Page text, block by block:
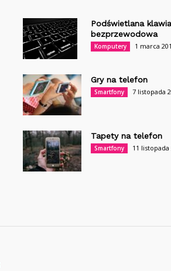
Podświetlana
bezprzewodowa
Komputery 1 marca
Gry na telefon
Smartfony 7 listopada
Tapety na telefon
Smartfony 11 listopada